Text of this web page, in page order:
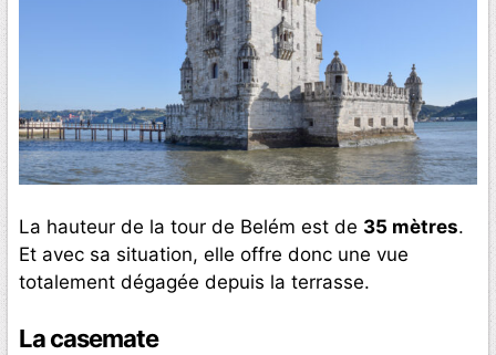
La hauteur de la tour de Belém est de 35 mètres.
Et avec sa situation, elle offre donc une vue
totalement dégagée depuis la terrasse.
La casemate